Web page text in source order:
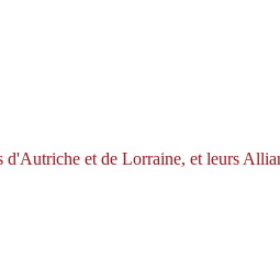
d'Autriche et de Lorraine, et leurs